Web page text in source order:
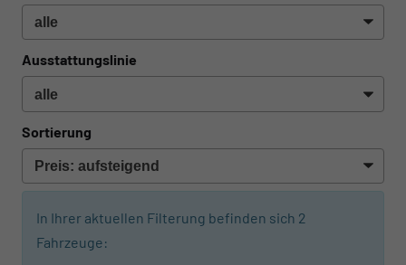
Ausstattungslinie
Sortierung
In Ihrer aktuellen Filterung befinden sich 2
Fahrzeuge: